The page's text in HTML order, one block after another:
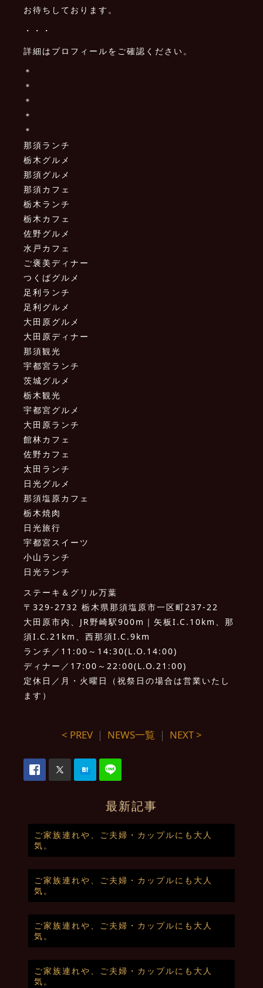
お待ちしております。
・・・
詳細はプロフィールをご確認ください。
＊
＊
＊
＊
＊
那須ランチ
栃木グルメ
那須グルメ
那須カフェ
栃木ランチ
栃木カフェ
佐野グルメ
水戸カフェ
ご褒美ディナー
つくばグルメ
足利ランチ
足利グルメ
大田原グルメ
大田原ディナー
那須観光
宇都宮ランチ
茨城グルメ
栃木観光
宇都宮グルメ
大田原ランチ
館林カフェ
佐野カフェ
太田ランチ
日光グルメ
那須塩原カフェ
栃木焼肉
日光旅行
宇都宮スイーツ
小山ランチ
日光ランチ
ステーキ＆グリル万葉
〒329-2732 栃木県那須塩原市一区町237-22
大田原市内、JR野崎駅900m｜矢板I.C.10km、那
須I.C.21km、西那須I.C.9km
ランチ／11:00～14:30(L.O.14:00)
ディナー／17:00～22:00(L.O.21:00)
定休日／月・火曜日（祝祭日の場合は営業いたし
ます）
< PREV｜ NEWS一覧 ｜ NEXT >
最新記事
ご家族連れや、ご夫婦・カップルにも大人
気。
ご家族連れや、ご夫婦・カップルにも大人
気。
ご家族連れや、ご夫婦・カップルにも大人
気。
ご家族連れや、ご夫婦・カップルにも大人
気。